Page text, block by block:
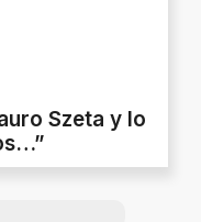
Szeta y lo